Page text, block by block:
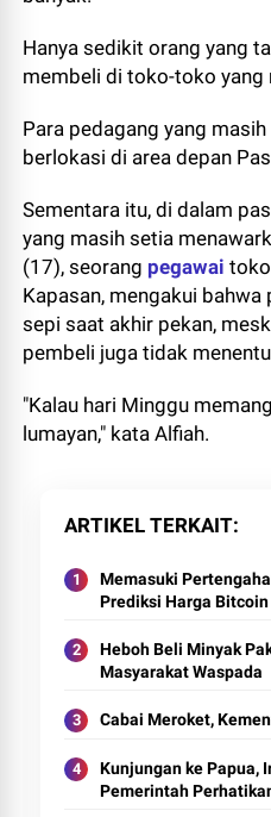
Hanya sedikit orang yang
membeli di toko-toko yang
Para pedagang yang
berlokasi di area depan
Sementara itu, di dalam
yang masih setia
(17), seorang pegawai
Kapasan, mengakui
sepi saat akhir pekan,
pembeli juga tidak
"Kalau hari Minggu
lumayan," kata Alfiah.
ARTIKEL TERKAIT
Memasuki
Prediksi Harga
Heboh Beli Minyak
Masyarakat Waspada
Cabai Meroket,
Kunjungan ke Papua,
Pemerintah